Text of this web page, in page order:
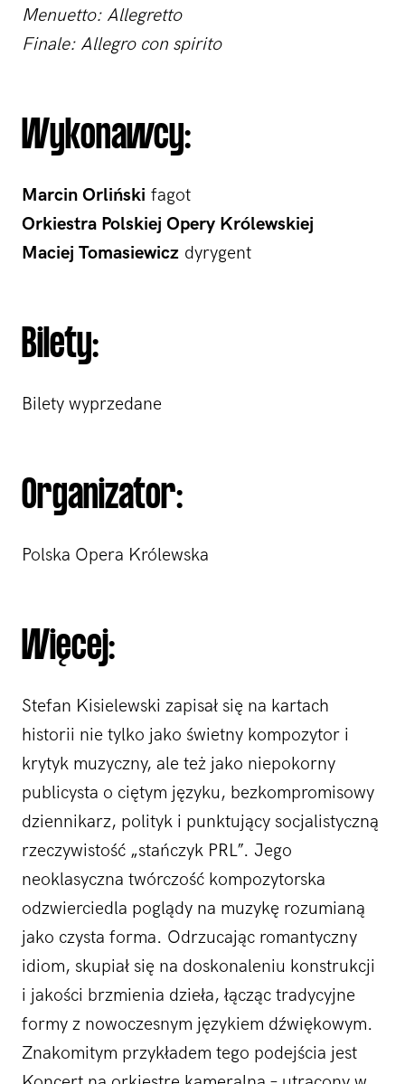
Menuetto: Allegretto
Finale: Allegro con spirito
Wykonawcy:
Marcin Orliński fagot
Orkiestra Polskiej Opery Królewskiej
Maciej Tomasiewicz dyrygent
Bilety:
Bilety wyprzedane
Organizator:
Polska Opera Królewska
Więcej:
Stefan Kisielewski zapisał się na kartach
historii nie tylko jako świetny kompozytor i
krytyk muzyczny, ale też jako niepokorny
publicysta o ciętym języku, bezkompromisowy
dziennikarz, polityk i punktujący socjalistyczną
rzeczywistość „stańczyk PRL”. Jego
neoklasyczna twórczość kompozytorska
odzwierciedla poglądy na muzykę rozumianą
jako czysta forma. Odrzucając romantyczny
idiom, skupiał się na doskonaleniu konstrukcji
i jakości brzmienia dzieła, łącząc tradycyjne
formy z nowoczesnym językiem dźwiękowym.
Znakomitym przykładem tego podejścia jest